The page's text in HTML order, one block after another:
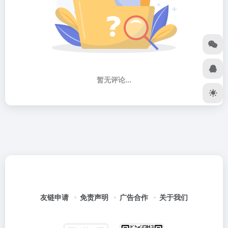
暂无评论...
友链申请 免责声明 广告合作 关于我们